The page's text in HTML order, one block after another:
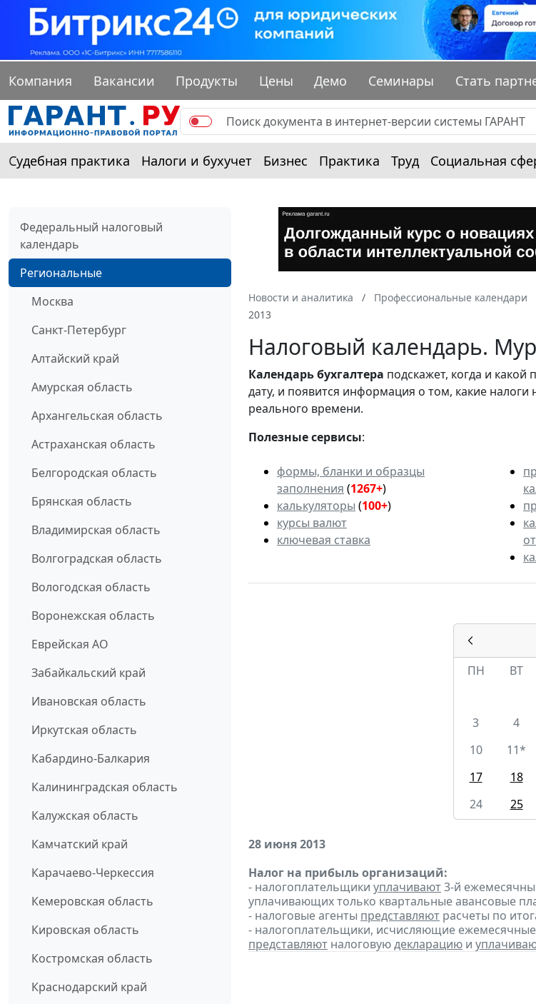
Компания Вакансии Продукты Цены Демо Семинары Стать
Судебная практика Налоги и бухучет Бизнес Практика Труд Социальная
Федеральный налоговый
календарь
Региональные
Москва
Санкт-Петербург
Алтайский край
Амурская область
Архангельская область
Астраханская область
Белгородская область
Брянская область
Владимирская область
Волгоградская область
Вологодская область
Воронежская область
Еврейская АО
Забайкальский край
Ивановская область
Иркутская область
Кабардино-Балкария
Калининградская область
Калужская область
Камчатский край
Карачаево-Черкессия
Кемеровская область
Кировская область
Костромская область
Краснодарский край
Новости и аналитика Профессиональные календари
2013
Налоговый календарь.
Календарьбухгалтера подскажет, когда и
дату, и появится информация о том, какие
реального времени.
Полезные сервисы:
формы, бланки и образцы
заполнения (1267+)
калькуляторы (100+)
курсы валют
ключевая ставка
ПН
ВТ
3
4
10
11*
17
18
24
25
28 июня 2013
Налог на прибыль организаций:
- налогоплательщики уплачивают3-й
уплачивающих только квартальные авансовые
- налоговые агенты представляют расчеты по
- налогоплательщики, исчисляющие
представляют налоговуюдекларацию и